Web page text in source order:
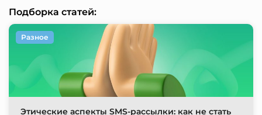
Подборка статей:
Этические аспекты SMS-рассылки: как не стать
Разное